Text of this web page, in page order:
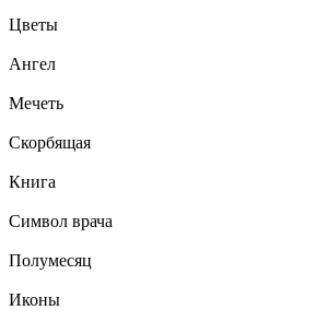
Цветы
Ангел
Мечеть
Скорбящая
Книга
Символ врача
Полумесяц
Иконы